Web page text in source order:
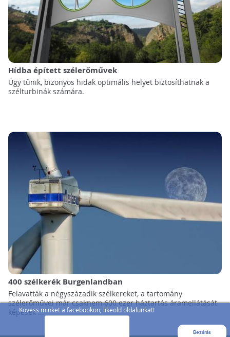
Kövess minket a facebookon, likeold oldalunkat!
Bezárás
Hídba épített szélerőművek
Úgy tűnik, bizonyos hidak optimális helyet biztosíthatnak a
szélturbinák számára.
400 szélkerék Burgenlandban
Felavatták a négyszázadik szélkereket, a tartomány
szélerőművei már csaknem 600 ezer háztartás áramellátását
képesek ...